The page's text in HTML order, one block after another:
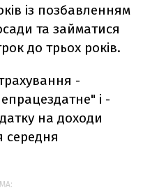
із позбавленням
та займатися
до трьох років.
-
і -
на доходи
середня